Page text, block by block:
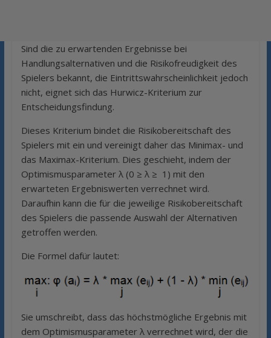
Sind die zu erwartenden Ergebnisse bei
Handlungsalternativen und die Risikofreudigkeit des
Spielers bekannt, die Eintrittswahrscheinlichkeit jedoch
nicht, eignet sich das Hurwicz-Kriterium zur
Entscheidungsfindung.
Dieses Kriterium bindet die Risikobereitschaft des
Spielers mit ein und vereinigt daher das Minimax- und
das Maximax-Kriterium. Dies geschieht, indem der
Optimismusparameter λ (0 ≥ λ ≥ 1) mit den
erwarteten Ergebniswerten verrechnet wird.
Daraufhin kann die für die jeweilige Risikobereitschaft
des Spielers die passende Auswahl der Alternativen
getroffen werden.
Die Formel dafür lautet:
Sie umschreibt, dass das höchstmögliche Ergebnis mit
dem Optimismusparameter λ verrechnet wird, der die